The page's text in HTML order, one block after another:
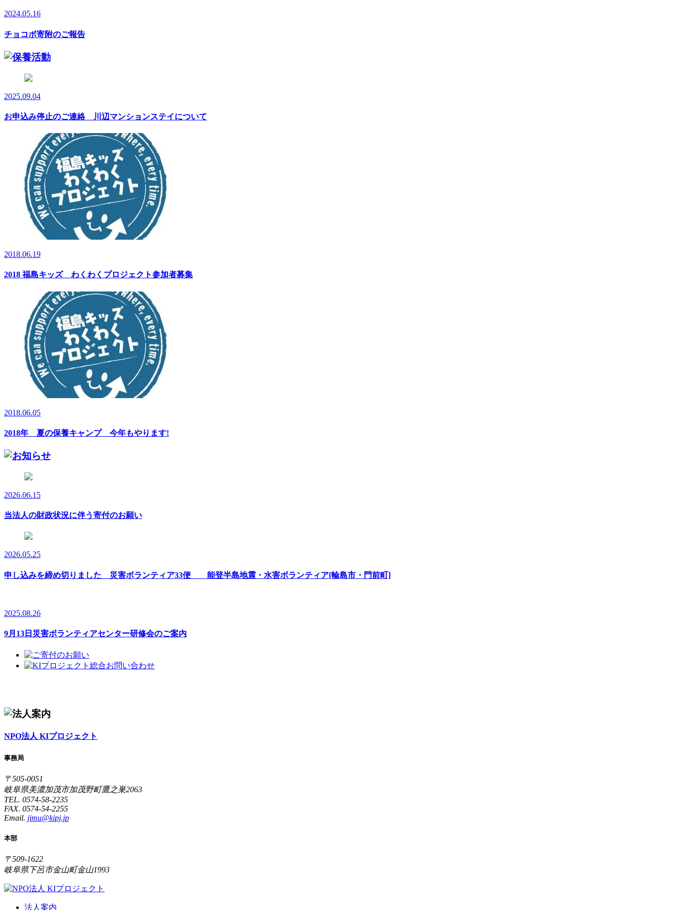
2024.05.16
チョコボ寄附のご報告
2025.09.04
お申込み停止のご連絡 川辺マンションステイについて
2018.06.19
2018 福島キッズ わくわくプロジェクト参加者募集
2018.06.05
2018年 夏の保養キャンプ 今年もやります!
2026.06.15
当法人の財政状況に伴う寄付のお願い
2026.05.25
申し込みを締め切りました 災害ボランティア33便 能登半島地震・水害ボランティア[輪島市・門前町]
2025.08.26
9月13日災害ボランティアセンター研修会のご案内
NPO法人 KIプロジェクト
事務局
〒505-0051
岐阜県美濃加茂市加茂野町鷹之巣2063
TEL. 0574-58-2235
FAX. 0574-54-2255
Email. jimu@kipj.jp
本部
〒509-1622
岐阜県下呂市金山町金山1993
法人案内